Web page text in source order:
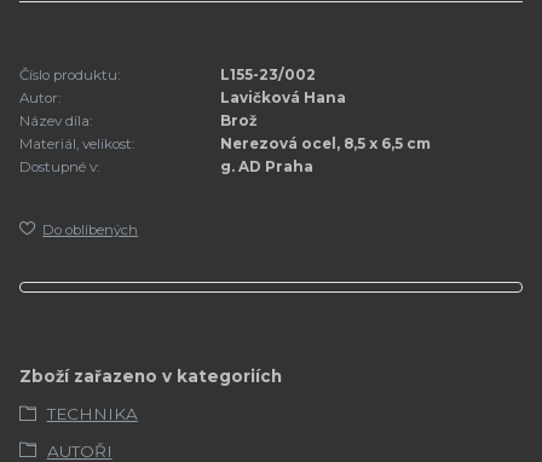
Číslo produktu:
L155-23/002
Autor:
Lavičková Hana
Název díla:
Brož
Materiál, velikost:
Nerezová ocel, 8,5 x 6,5 cm
Dostupné v:
g. AD Praha
Do oblíbených
Zboží zařazeno v kategoriích
TECHNIKA
AUTOŘI